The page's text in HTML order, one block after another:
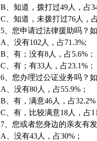
B、知道，拨打过49人，占
C、知道，未拨打过76人，占
5、您申请过法律援助吗？
A、没有102人，占71.3%;
B、有；没有8人，占5.6%；
C、有；有33人，占23.1%；
6、您办理过公证业务吗？
A、没有80人，占55.9%；
B、有，满意46人，占32.2%
C、有，比较满意18人，占
7、您或者您身边的亲友有
A、没有43人，占30%；